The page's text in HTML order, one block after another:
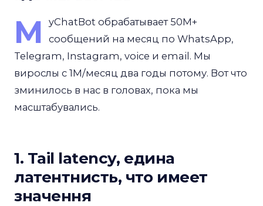
M
yChatBot обрабатывает 50M+
сообщений на месяц по WhatsApp,
Telegram, Instagram, voice и email. Мы
вирослы с 1M/месяц два годы потому. Вот что
зминилось в нас в головах, пока мы
масштабувались.
1. Tail latency, едина
латентнисть, что имеет
значення